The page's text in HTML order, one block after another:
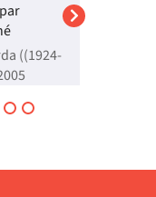
((1924-
le
un